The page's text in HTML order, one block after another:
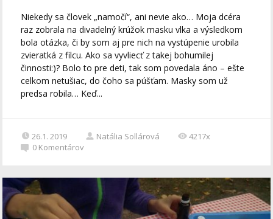
Niekedy sa človek „namočí“, ani nevie ako… Moja dcéra
raz zobrala na divadelný krúžok masku vlka a výsledkom
bola otázka, či by som aj pre nich na vystúpenie urobila
zvieratká z filcu. Ako sa vyvliecť z takej bohumilej
činnosti:)? Bolo to pre deti, tak som povedala áno – ešte
celkom netušiac, do čoho sa púšťam. Masky som už
predsa robila… Keď...
26.1. 2019 Natália Sollárová
4217x
0 Komentárov